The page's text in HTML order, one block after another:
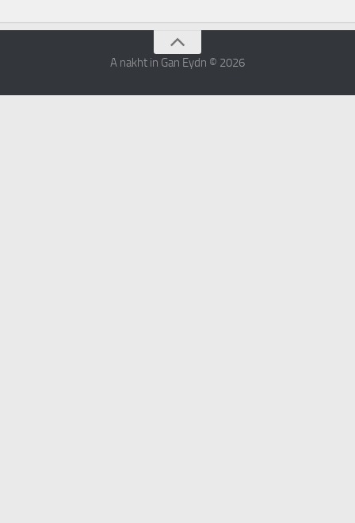
A nakht in Gan Eydn © 2026